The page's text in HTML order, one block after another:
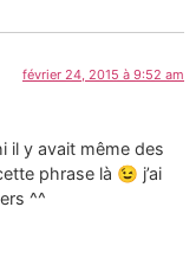
février 24, 2015 à 9:52 am
il y avait même des
phrase là 😉 j’ai
^^